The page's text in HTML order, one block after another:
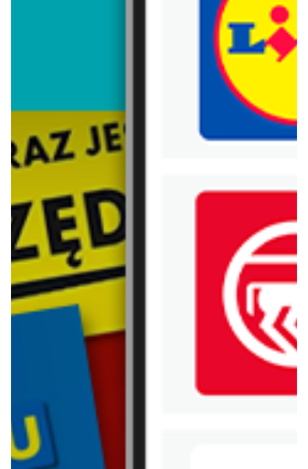
Trafiłeś na nieaktualną gazetkę
Zobacz aktualne gazetki Blix!
aktualna
Abra Meble
Panele, lamele, kamień
WIĘCEJ GAZETEK BLACK